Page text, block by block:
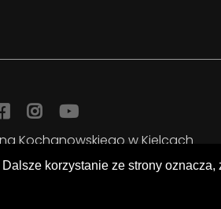
Facebook
Instagram
YouTube
Kochanowskiego w Kielcach
Uniwersytecka
korzystanie ze strony